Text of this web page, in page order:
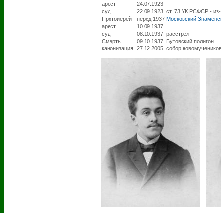
арест
24.07.1923
суд
22.09.1923 ст. 73 УК РСФСР - из-
Протоиерей
перед 1937 Московский
арест
10.09.1937
суд
08.10.1937 расстрел
Смерть
09.10.1937 Бутовский полигон
канонизация 27.12.2005 собор новомучеников